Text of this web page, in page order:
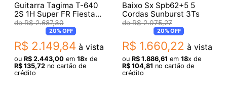
Guitarra Tagima T-640
2S 1H Super FR Fiesta
RedR$ 2.687,30
20%OFF
R$ 2.149,84 à vista
ou R$ 2.443,00em 18x de
R$ 135,72no cartão de
crédito
Baixo Sx Spb62+5 5
Cordas Sunburst 3Ts
R$ 2.075,27
20%OFF
R$ 1.660,22 à vista
ou R$ 1.886,61 em 18x de
R$ 104,81 no cartão de
crédito